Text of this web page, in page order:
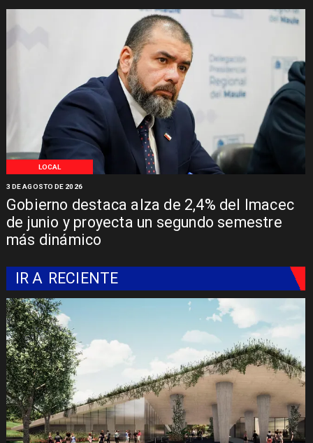
LOCAL
Gobierno destaca alza de 2,4% del Imacec
de junio y proyecta un segundo semestre
más dinámico
3 DE AGOSTO DE 2026
IR A RECIENTE